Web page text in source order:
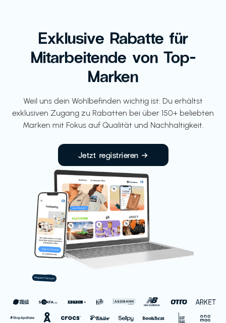
Exklusive Rabatte für
Mitarbeitende von Top-
Marken
Weil uns dein Wohlbefinden wichtig ist: Du erhältst
exklusiven Zugang zu Rabatten bei über 150+ beliebten
Marken mit Fokus auf Qualität und Nachhaltigkeit.
Jetzt registrieren →